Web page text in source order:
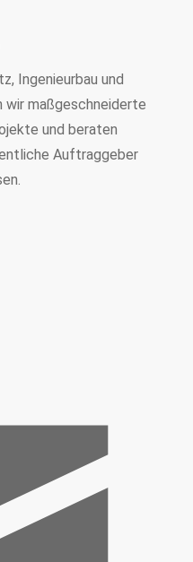
Ingenieurbau und
maßgeschneiderte
und beraten
Auftraggeber